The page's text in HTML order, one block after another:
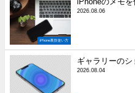
iPhone裏技使い方
2026.08.06
ギャラリーの
2026.08.04